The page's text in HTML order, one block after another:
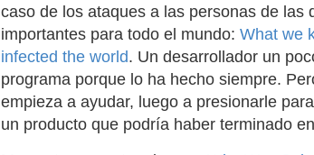
caso de los ataques a las personas de las
importantes para todo el mundo: What we
infected the world. Un desarrollador un
programa porque lo ha hecho siempre.
empieza a ayudar, luego a presionarle
un producto que podría haber terminado